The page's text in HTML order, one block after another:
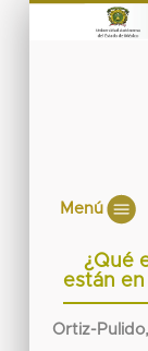
Menú
¿Qué
están
Ortiz-